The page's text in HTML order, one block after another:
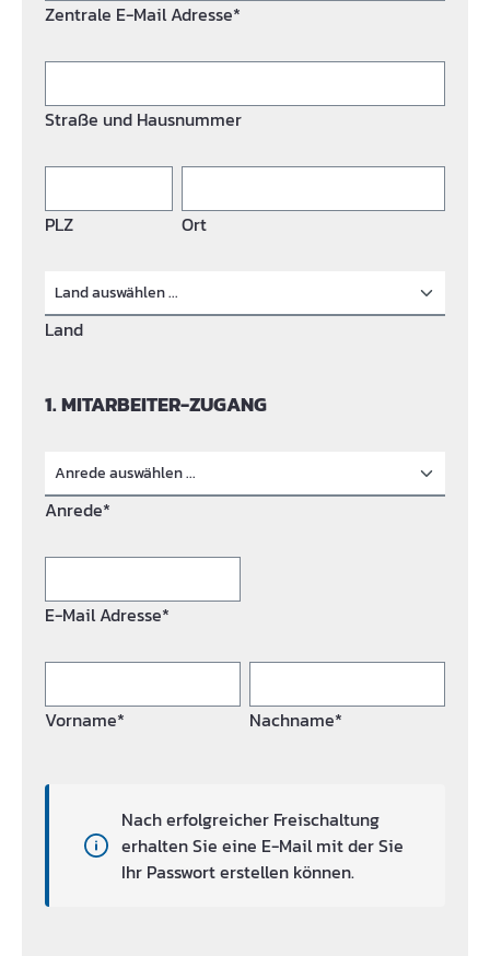
Zentrale E-Mail Adresse*
Straße und Hausnummer
PLZ Ort
Land
1. MITARBEITER-ZUGANG
Anrede*
E-Mail Adresse*
Vorname* Nachname*
Nach erfolgreicher Freischaltung
erhalten Sie eine E-Mail mit der Sie
Ihr Passwort erstellen können.